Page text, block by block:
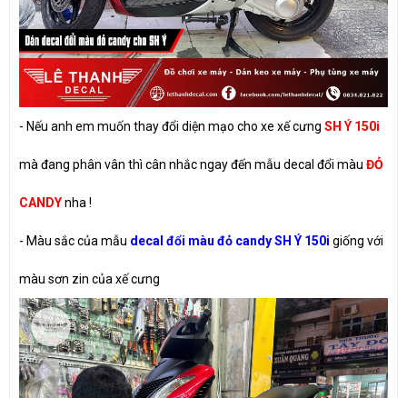
- Nếu anh em muốn thay đổi diện mạo cho xe xế cưng SH Ý 150i
mà đang phân vân thì cân nhắc ngay đến mẫu decal đổi màu ĐỎ
CANDYnha !
- Màu sắc của mẫu decal đổi màu đỏ candy SH Ý 150i giống với
màu sơn zin của xế cưng